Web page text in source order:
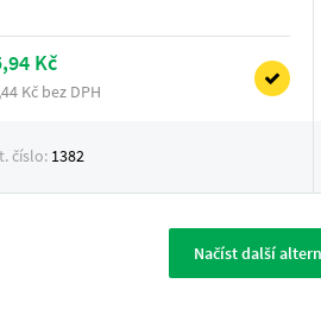
Kč
Kč bez DPH
číslo: 1382
Načíst další